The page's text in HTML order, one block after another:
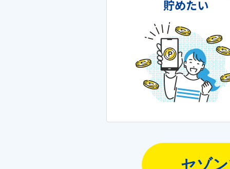
貯めたい
セゾ